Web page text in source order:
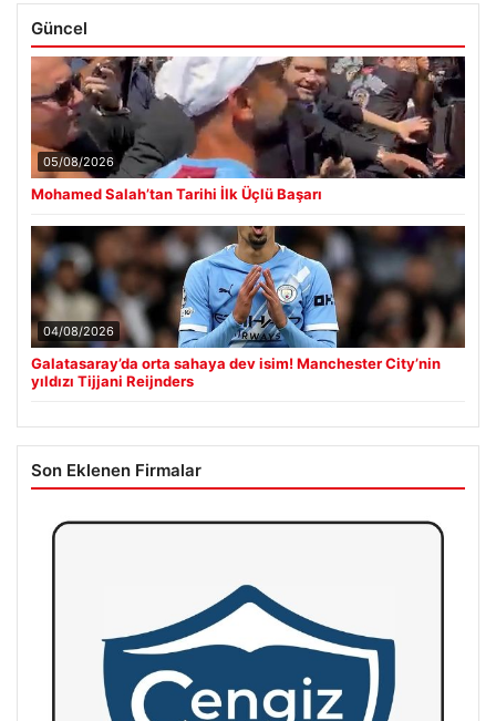
Güncel
05/08/2026
Mohamed Salah’tan Tarihi İlk Üçlü Başarı
04/08/2026
Galatasaray’da orta sahaya dev isim! Manchester City’nin
yıldızı Tijjani Reijnders
Son Eklenen Firmalar